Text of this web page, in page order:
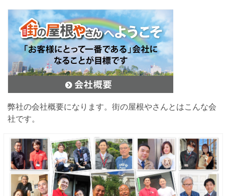
弊社の会社概要になります。街の屋根やさんとはこんな会
社です。